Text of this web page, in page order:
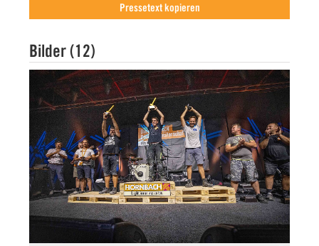
Pressetext kopieren
Bilder (12)